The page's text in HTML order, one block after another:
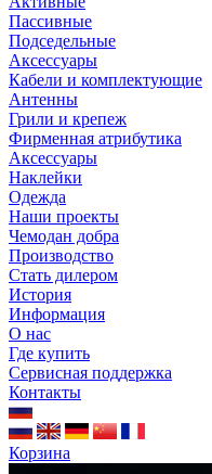
Пассивные
Подседельные
Аксессуары
Кабели и комплектующие
Антенны
Грили и крепеж
Фирменная атрибутика
Аксессуары
Наклейки
Одежда
Наши проекты
Чемодан добра
Производство
Стать дилером
История
Информация
О нас
Где купить
Сервисная поддержка
Контакты
Корзина